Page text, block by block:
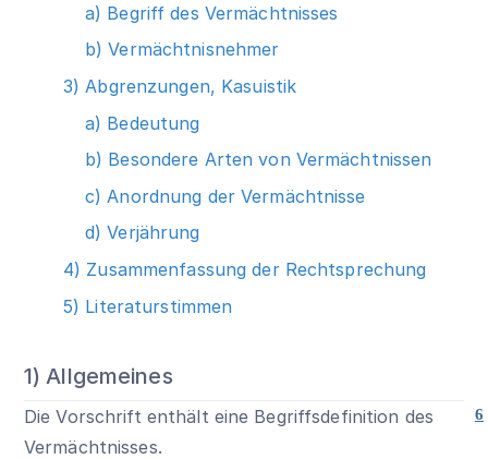
a) Begriff des Vermächtnisses
b) Vermächtnisnehmer
3) Abgrenzungen, Kasuistik
a) Bedeutung
b) Besondere Arten von Vermächtnissen
c) Anordnung der Vermächtnisse
d) Verjährung
4) Zusammenfassung der Rechtsprechung
5) Literaturstimmen
1) Allgemeines
6
Die Vorschrift enthält eine Begriffsdefinition des
Vermächtnisses.